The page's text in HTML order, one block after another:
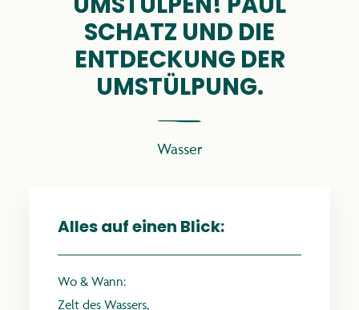
anthroposophie.de
UMSTÜLPEN! PAUL
SCHATZ UND DIE
ENTDECKUNG DER
UMSTÜLPUNG.
Wasser
Alles auf einen Blick:
Wo & Wann:
Zelt des Wassers,